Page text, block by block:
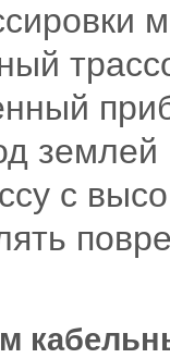
землей
с